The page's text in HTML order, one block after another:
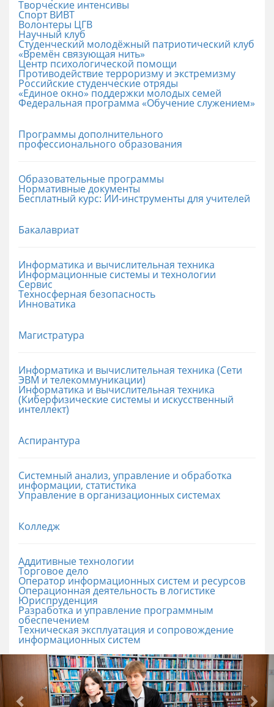
Творческие интенсивы
Спорт ВИВТ
Волонтеры ЦГВ
Научный клуб
Студенческий молодёжный патриотический клуб
«Времён связующая нить»
Центр психологической помощи
Противодействие терроризму и экстремизму
Российские cтуденческие отряды
«Единое окно» поддержки молодых семей
Федеральная программа «Обучение служением»
Программы дополнительного
профессионального образования
Образовательные программы
Нормативные документы
Бесплатный курс: ИИ‑инструменты для учителей
Бакалавриат
Информатика и вычислительная техника
Информационные системы и технологии
Сервис
Техносферная безопасность
Инноватика
Магистратура
Информатика и вычислительная техника (Сети
ЭВМ и телекоммуникации)
Информатика и вычислительная техника
(Киберфизические системы и искусственный
интеллект)
Аспирантура
Системный анализ, управление и обработка
информации, статистика
Управление в организационных системах
Колледж
Аддитивные технологии
Торговое дело
Оператор информационных систем и ресурсов
Операционная деятельность в логистике
Юриспруденция
Разработка и управление программным
обеспечением
Техническая эксплуатация и сопровождение
информационных систем